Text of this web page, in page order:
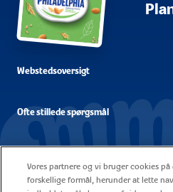
Webstedsoversigt
Ofte stillede spørgsmål
Vores partnere og vi bruger cookies
forskellige formål, herunder at lette